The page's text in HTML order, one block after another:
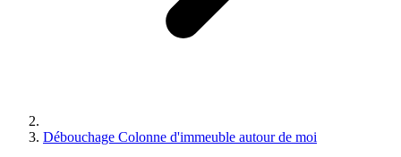
Débouchage Colonne d'immeuble autour de moi